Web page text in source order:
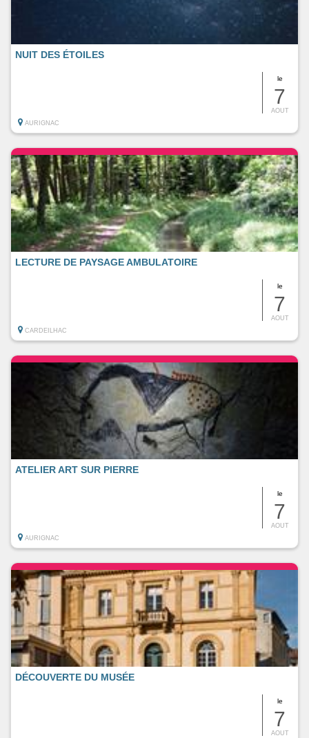
le
7
AOUT
NUIT DES ÉTOILES
AURIGNAC
le
7
AOUT
LECTURE DE PAYSAGE AMBULATOIRE
CARDEILHAC
le
7
AOUT
ATELIER ART SUR PIERRE
AURIGNAC
le
7
AOUT
DÉCOUVERTE DU MUSÉE